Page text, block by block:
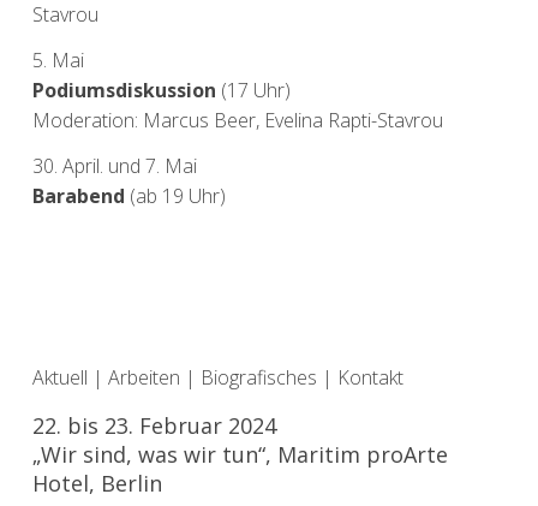
Stavrou
5. Mai
Podiumsdiskussion (17 Uhr)
Moderation: Marcus Beer, Evelina Rapti-Stavrou
30. April. und 7. Mai
Barabend (ab 19 Uhr)
Aktuell | Arbeiten | Biografisches | Kontakt
22. bis 23. Februar 2024
„Wir sind, was wir tun“, Maritim proArte
Hotel, Berlin